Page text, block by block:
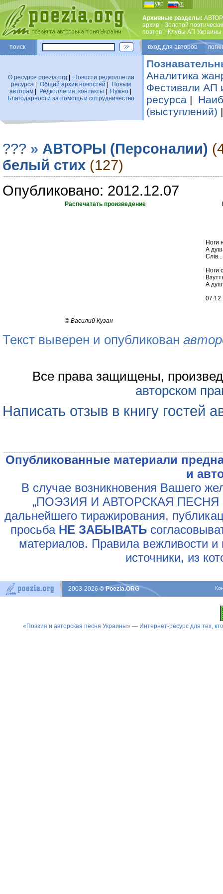
укр рус
Архивные разделы:
архив
Золотой
поэтов
Клубы АП Украины
поиск вход для авторов
О ресурсе poezia.org
Новости редколлегии
ресурса
Общий архив новостей
Новым
авторам| Редколлегия, контакты Нужно|
Благодарности за помощь и сотрудничество
Аналитика
Фестивали АП
ресурса |
(выступлений)
??? » АВТОРЫ (Персоналии)
белый стих (127)
Опубликовано: 2012.12.07
Распечатать произведение
Ноги
А
Слів...
Ноги
А
© Василий Кузан
Текст выверен и опубликован
Все права защищены,
авторском
Написать отзыв в книгу гостей
Опубликованные материали
и
В случае возникновения Вашего
„ПОЭЗИЯ И АВТОРСКАЯ ПЕСНЯ
дальнейшего тиражирования,
просьба НЕ ЗАБЫВАТЬ
материалов. Правила вежливости и
источники, из
2003-2026© Poezia.ORG
«Поэзия и авторская песня Украины» — Интернет-ресурс для тех,